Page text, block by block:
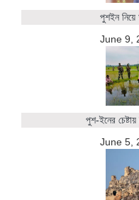
পুশইন
June 9,
পুশ-ইনের
June 5,